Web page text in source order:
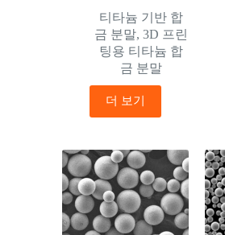
티타늄 기반 합
금 분말,3D 프린
팅용 티타늄 합
금 분말
더 보기